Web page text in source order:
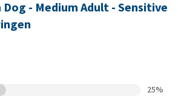
- Medium Adult - Sensitive
25%